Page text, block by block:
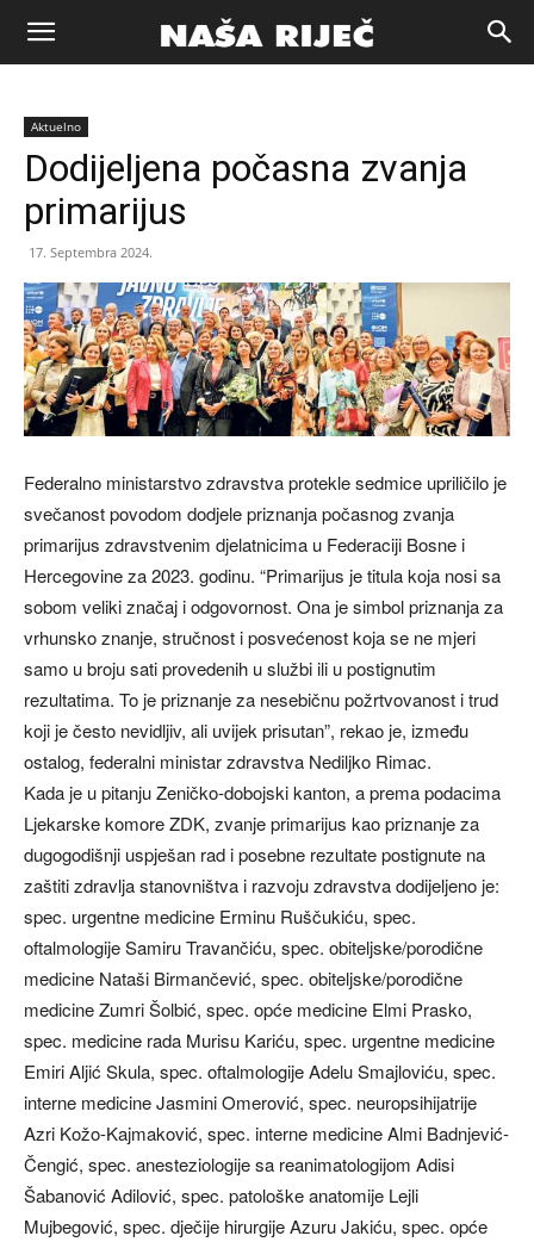
Naša
riječ
Zenica
Aktuelno
Dodijeljena počasna zvanja
primarijus
17. Septembra 2024.
Federalno ministarstvo zdravstva protekle sedmice upriličilo je
svečanost povodom dodjele priznanja počasnog zvanja
primarijus zdravstvenim djelatnicima u Federaciji Bosne i
Hercegovine za 2023. godinu. “Primarijus je titula koja nosi sa
sobom veliki značaj i odgovornost. Ona je simbol priznanja za
vrhunsko znanje, stručnost i posvećenost koja se ne mjeri
samo u broju sati provedenih u službi ili u postignutim
rezultatima. To je priznanje za nesebičnu požrtvovanost i trud
koji je često nevidljiv, ali uvijek prisutan”, rekao je, između
ostalog, federalni ministar zdravstva Nediljko Rimac.
Kada je u pitanju Zeničko-dobojski kanton, a prema podacima
Ljekarske komore ZDK, zvanje primarijus kao priznanje za
dugogodišnji uspješan rad i posebne rezultate postignute na
zaštiti zdravlja stanovništva i razvoju zdravstva dodijeljeno je:
spec. urgentne medicine Erminu Ruščukiću, spec.
oftalmologije Samiru Travančiću, spec. obiteljske/porodične
medicine Nataši Birmančević, spec. obiteljske/porodične
medicine Zumri Šolbić, spec. opće medicine Elmi Prasko,
spec. medicine rada Murisu Kariću, spec. urgentne medicine
Emiri Aljić Skula, spec. oftalmologije Adelu Smajloviću, spec.
interne medicine Jasmini Omerović, spec. neuropsihijatrije
Azri Kožo-Kajmaković, spec. interne medicine Almi Badnjević-
Čengić, spec. anesteziologije sa reanimatologijom Adisi
Šabanović Adilović, spec. patološke anatomije Lejli
Mujbegović, spec. dječije hirurgije Azuru Jakiću, spec. opće